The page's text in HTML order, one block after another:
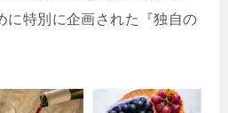
に特別に企画された『独自の